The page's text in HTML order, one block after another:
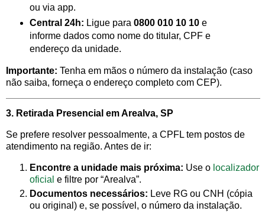
ou via app.
Central 24h: Ligue para 0800 010 10 10e
informe dados como nome do titular, CPF e
endereço da unidade.
Importante: Tenha em mãos o número da instalação (caso
não saiba, forneça o endereço completo com CEP).
3. Retirada Presencial em Arealva, SP
Se prefere resolver pessoalmente, a CPFL tem postos de
atendimento na região. Antes de ir:
Encontre a unidade mais próxima: Use o localizador
oficial e filtre por “Arealva”.
Documentos necessários: Leve RG ou CNH (cópia
ou original) e, se possível, o número da instalação.